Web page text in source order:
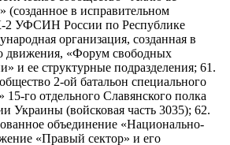
(созданное в исправительном
УФСИН России по Республике
организация, созданная в
движения, «Форум свободных
и ее структурные подразделения; 61.
2-ой батальон специального
15-го отдельного Славянского полка
Украины (войсковая часть 3035); 62.
объединение «Национально-
«Правый сектор» и его